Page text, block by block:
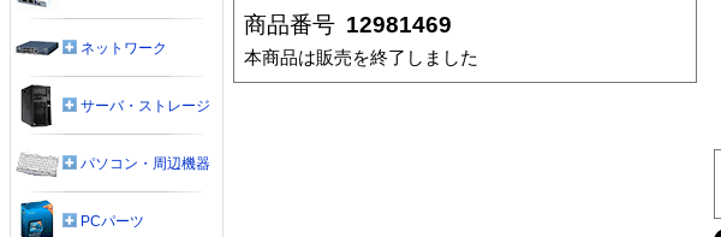
商品番号 12981469
本商品は販売を終了しました
ネットワーク
サーバ・ストレージ
パソコン・周辺機器
PCパーツ